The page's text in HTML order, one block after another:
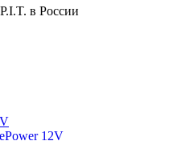
в России
12V